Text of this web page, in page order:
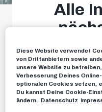
Alle
Diese Website verwendet
von Drittanbietern sowie
unsere Website zu
Verbesserung Deines
optionalen Cookies setzen,
Du kannst Deine Cookie-
ändern. Datenschutz